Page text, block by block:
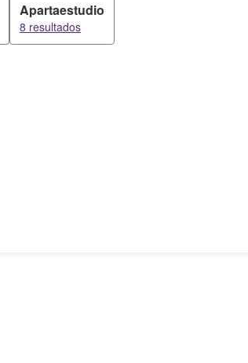
Apartaestudio
8 resultados